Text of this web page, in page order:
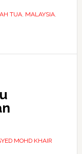
TUA, MALAYSIA,
MOHD KHAIR